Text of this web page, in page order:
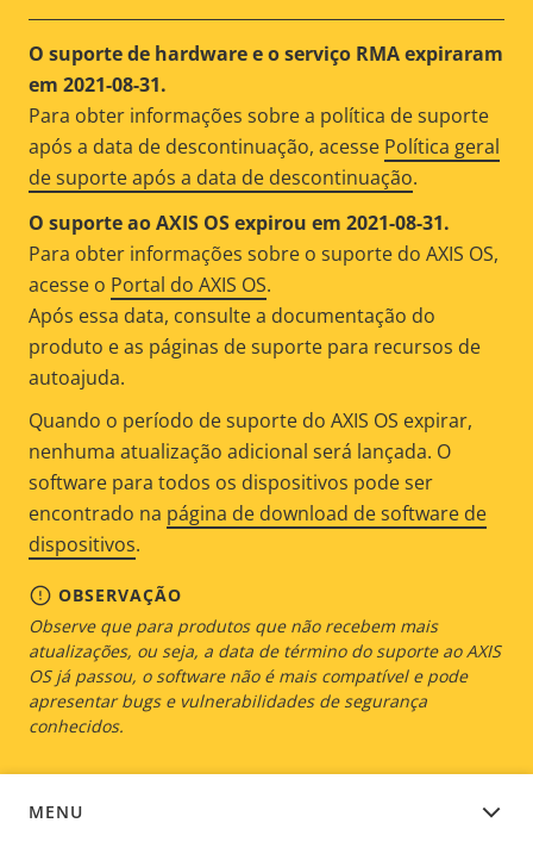
O suporte de hardware e o serviço RMA expiraram
em 2021-08-31.
Para obter informações sobre a política de suporte
após a data de descontinuação, acesse Política geral
de suporte após a data de descontinuação.
O suporte ao AXIS OS expirou em 2021-08-31.
Para obter informações sobre o suporte do AXIS OS,
acesse o Portal do AXIS OS.
Após essa data, consulte a documentação do
produto e as páginas de suporte para recursos de
autoajuda.
Quando o período de suporte do AXIS OS expirar,
nenhuma atualização adicional será lançada. O
software para todos os dispositivos pode ser
encontrado na página de download de software de
dispositivos.
OBSERVAÇÃO
Observe que para produtos que não recebem mais
atualizações, ou seja, a data de término do suporte ao AXIS
OS já passou, o software não é mais compatível e pode
apresentar bugs e vulnerabilidades de segurança
conhecidos.
MENU
SOFTWARE DO DISPOSITIVO